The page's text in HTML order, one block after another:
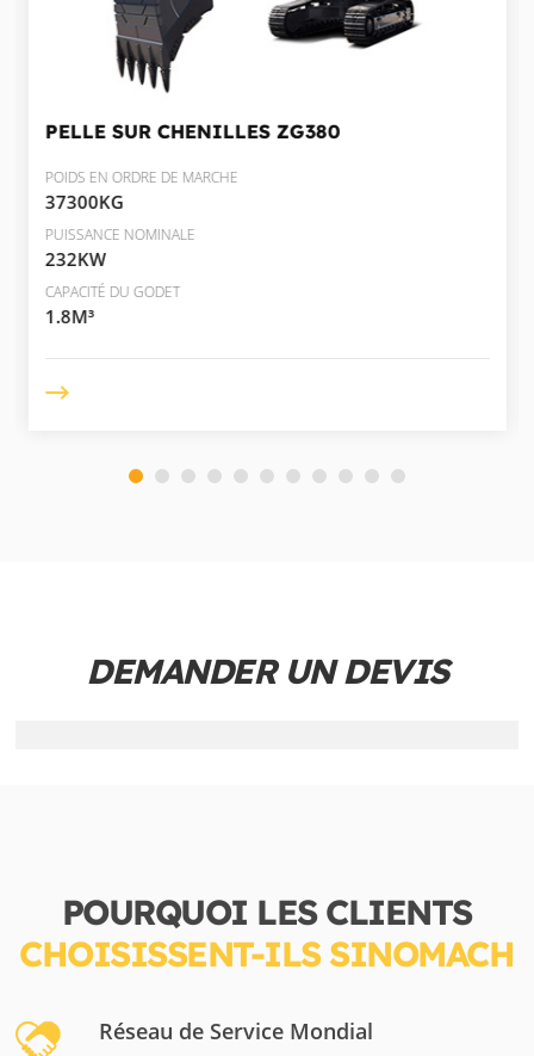
PELLE SUR CHENILLES ZG380
POIDS EN ORDRE DE MARCHE
37300KG
PUISSANCE NOMINALE
232KW
CAPACITÉ DU GODET
1.8M³
DEMANDER UN DEVIS
POURQUOI LES CLIENTS
CHOISISSENT-ILS SINOMACH
Réseau de Service Mondial